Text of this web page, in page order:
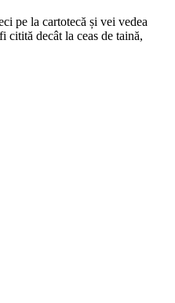
pe la cartotecă și vei vedea
decât la ceas de taină,